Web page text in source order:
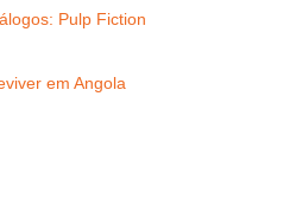
Pulp Fiction
em Angola